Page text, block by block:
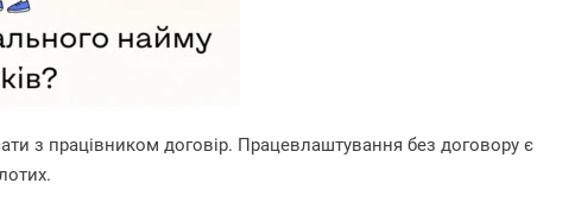
з працівником договір. Працевлаштування без договору є